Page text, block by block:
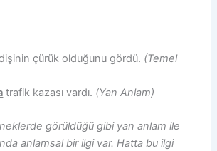
çürük olduğunu gördü. (Temel
trafik kazası vardı. (Yan Anlam)
görüldüğü gibi yan anlam ile
anlamsal bir ilgi var. Hatta bu ilgi